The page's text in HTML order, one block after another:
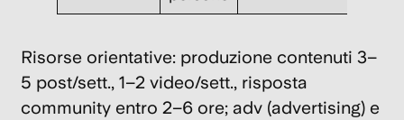
Risorse orientative: produzione contenuti 3–
5 post/sett., 1–2 video/sett., risposta
community entro 2–6 ore; adv (advertising) e